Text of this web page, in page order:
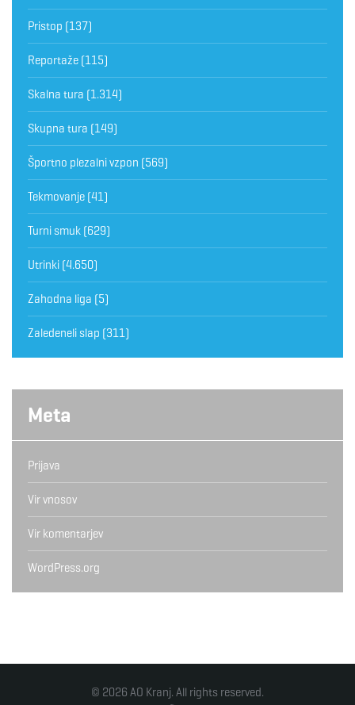
Pristop (137)
Reportaže (115)
Skalna tura (1.314)
Skupna tura (149)
Športno plezalni vzpon (569)
Tekmovanje (41)
Turni smuk (629)
Utrinki (4.650)
Zahodna liga (5)
Zaledeneli slap (311)
Meta
Prijava
Vir vnosov
Vir komentarjev
WordPress.org
© 2026 AO Kranj. All rights reserved.